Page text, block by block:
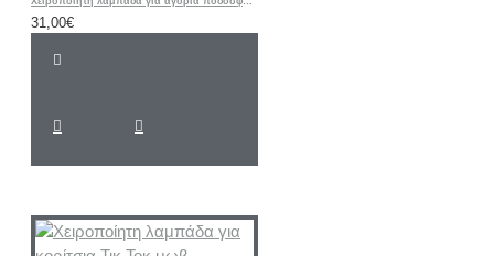
31,00€